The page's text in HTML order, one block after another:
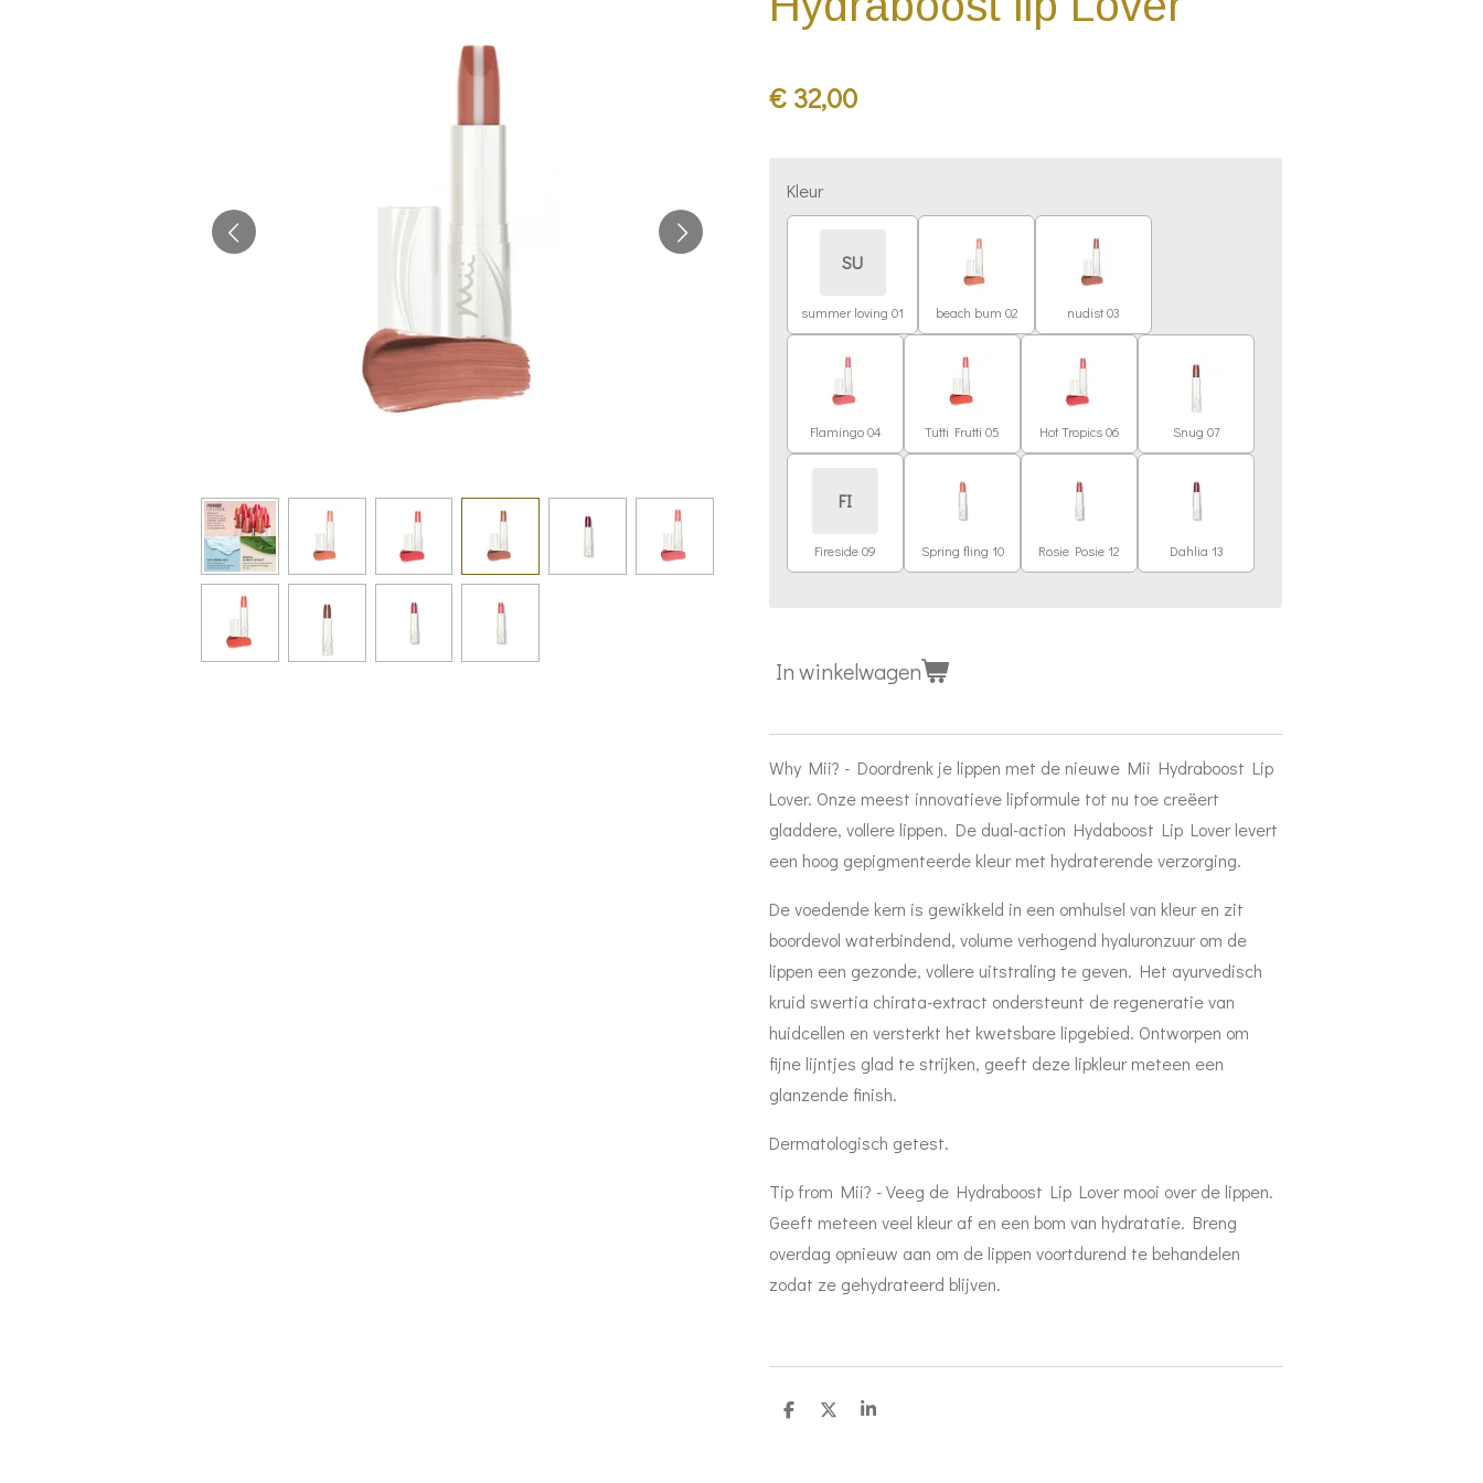
€ 32,00
Kleur
SU
summer loving 01 beach bum 02 nudist 03
Flamingo 04 Tutti Frutti 05 Hot Tropics 06 Snug 07
FI
Fireside 09 Spring fling 10 Rosie Posie 12 Dahlia 13
In winkelwagen
Why Mii? - Doordrenk je lippen met de nieuwe Mii Hydraboost Lip
Lover. Onze meest innovatieve lipformule tot nu toe creëert
gladdere, vollere lippen. De dual-action Hydaboost Lip Lover levert
een hoog gepigmenteerde kleur met hydraterende verzorging.
De voedende kern is gewikkeld in een omhulsel van kleur en zit
boordevol waterbindend, volume verhogend hyaluronzuur om de
lippen een gezonde, vollere uitstraling te geven. Het ayurvedisch
kruid swertia chirata-extract ondersteunt de regeneratie van
huidcellen en versterkt het kwetsbare lipgebied. Ontworpen om
fijne lijntjes glad te strijken, geeft deze lipkleur meteen een
glanzende finish.
Dermatologisch getest.
Tip from Mii? - Veeg de Hydraboost Lip Lover mooi over de lippen.
Geeft meteen veel kleur af en een bom van hydratatie. Breng
overdag opnieuw aan om de lippen voortdurend te behandelen
zodat ze gehydrateerd blijven.
D
D
S